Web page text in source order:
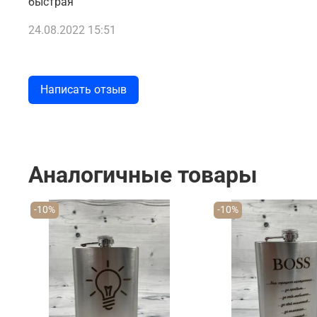
24.08.2022 15:51
Написать отзыв
Аналогичные товары
-10% -10%